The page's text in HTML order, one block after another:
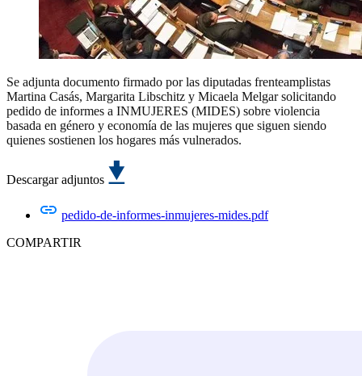
Se adjunta documento firmado por las diputadas frenteamplistas
Martina Casás, Margarita Libschitz y Micaela Melgar solicitando
pedido de informes a INMUJERES (MIDES) sobre violencia
basada en género y economía de las mujeres que siguen siendo
quienes sostienen los hogares más vulnerados.
Descargar adjuntos
pedido-de-informes-inmujeres-mides.pdf
COMPARTIR